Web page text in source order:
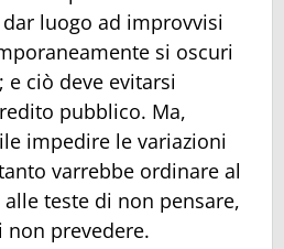
luogo ad improvvisi
si oscuri
e ciò deve evitarsi
pubblico. Ma,
impedire le variazioni
varrebbe ordinare al
teste di non pensare,
prevedere.